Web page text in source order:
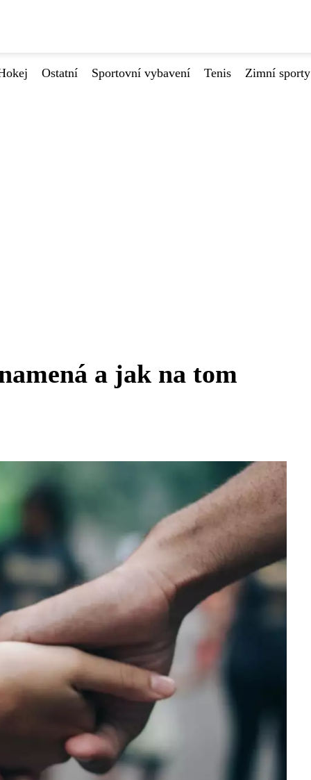
Ostatní Sportovní vybavení Tenis Zimní sporty
a jak na tom